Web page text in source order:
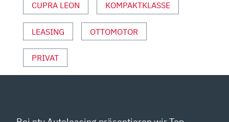
REVIEW“
YOUTUBE
ANZEIGEN
CUPRA LEON KOMPAKTKLASSE
LEASING OTTOMOTOR
PRIVAT